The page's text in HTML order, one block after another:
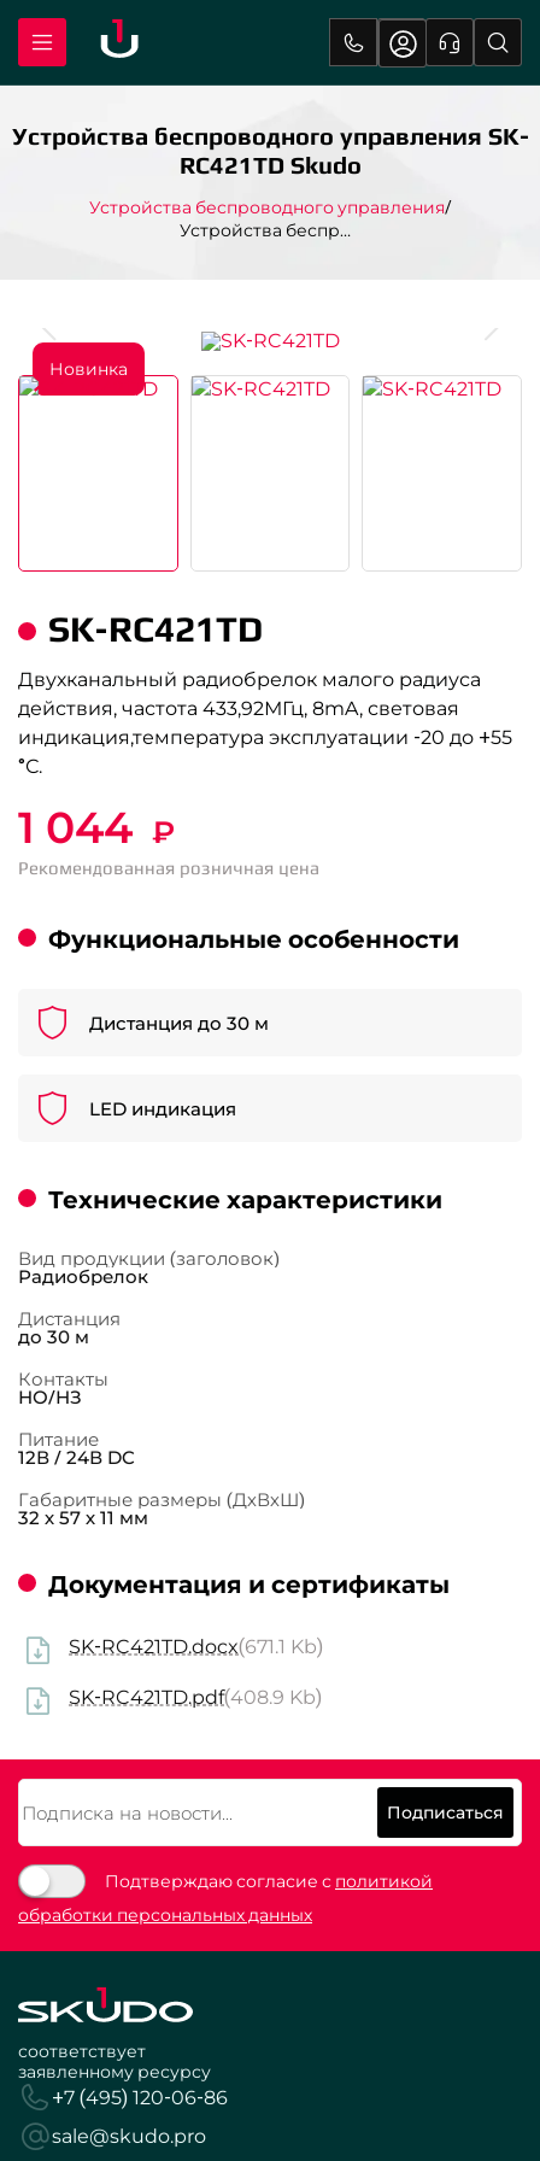
Устройства беспроводного управления SK-
RC421TD Skudo
Устройства беспроводного управления
Устройства беспроводного управления SK-RC421TD Skudo
Новинка
SK-RC421TD
Двухканальный радиобрелок малого радиуса
действия, частота 433,92МГц, 8mA, световая
индикация,температура эксплуатации -20 до +55
°С.
1 044 ₽
Рекомендованная розничная цена
Функциональные особенности
Дистанция до 30 м
LED индикация
Технические характеристики
Вид продукции (заголовок)
Радиобрелок
Дистанция
до 30 м
Контакты
НО/НЗ
Питание
12В / 24В DC
Габаритные размеры (ДхВхШ)
32 х 57 х 11 мм
Документация и сертификаты
SK-RC421TD.docx(671.1 Kb)
SK-RC421TD.pdf(408.9 Kb)
Подписаться
Подтверждаю согласие с политикой
обработки персональных данных
соответствует
заявленному ресурсу
+7 (495) 120-06-86
sale@skudo.pro